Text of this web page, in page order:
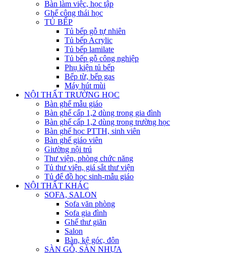
Bàn làm việc, học tập
Ghế công thái học
TỦ BẾP
Tủ bếp gỗ tự nhiên
Tủ bếp Acrylic
Tủ bếp lamilate
Tủ bếp gỗ công nghiệp
Phụ kiện tủ bếp
Bếp từ, bếp gas
Máy hút mùi
NỘI THẤT TRƯỜNG HỌC
Bàn ghế mẫu giáo
Bàn ghế cấp 1,2 dùng trong gia đình
Bàn ghế cấp 1,2 dùng trong trường học
Bàn ghế học PTTH, sinh viên
Bàn ghế giáo viên
Giường nội trú
Thư viện, phòng chức năng
Tủ thư viện, giá sắt thư viện
Tủ để đồ học sinh-mẫu giáo
NỘI THẤT KHÁC
SOFA, SALON
Sofa văn phòng
Sofa gia đình
Ghế thư giãn
Salon
Bàn, kệ góc, đôn
SÀN GỖ, SÀN NHỰA